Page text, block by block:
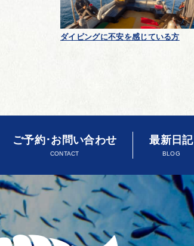
ダイビングに不安を感じている方
ご予約･お問い合わせ
CONTACT
最新日記
BLOG